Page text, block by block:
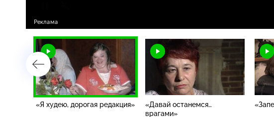
«Я худею, дорогая редакция»
«Давай останемся…
врагами»